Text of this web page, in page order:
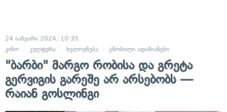
24 იანვარი 2024, 10:35
კინო
კულტურა ხელოვნება ცნობილი ადამიანები
"ბარბი" მარგო რობისა და გრეტა
გერვიგის გარეშე არ არსებობს —
რაიან გოსლინგი